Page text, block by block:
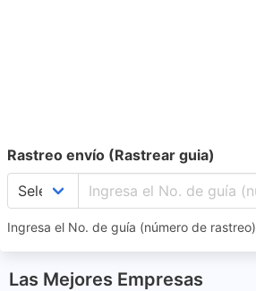
Rastreo envío (Rastrear guia)
Ingresa el No. de guía (número de rastreo)
Las Mejores Empresas